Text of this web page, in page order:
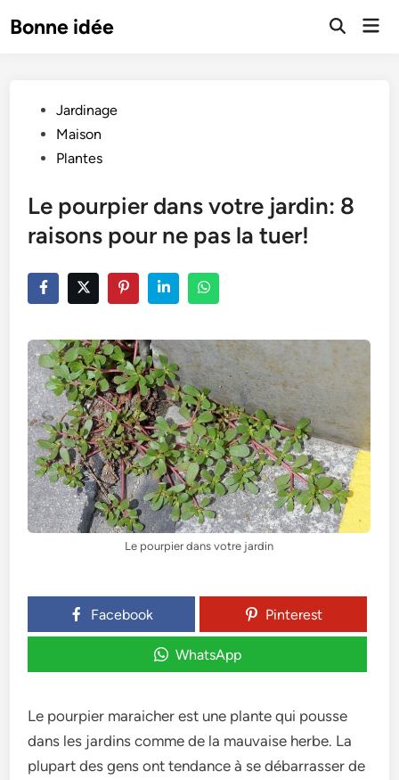
toBonne idée
Open
PostedJardinage
Maison
Plantes
Le pourpier dans votre jardin: 8
raisons pour ne pas la tuer!
Le pourpier dans votre jardin
Facebook Pinterest
WhatsApp
Le pourpier maraicher est une plante qui pousse
dans les jardins comme de la mauvaise herbe. La
plupart des gens ont tendance à se débarrasser de